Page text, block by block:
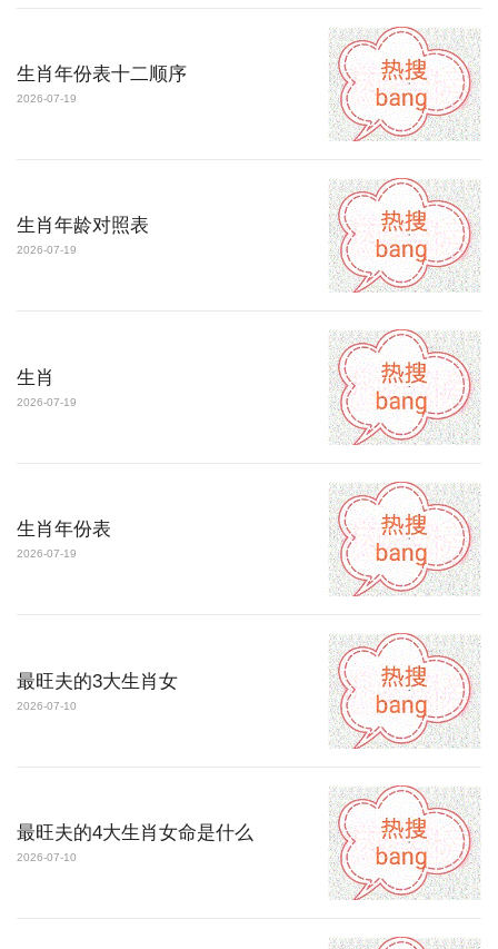
生肖年份表十二顺序
2026-07-19
生肖年龄对照表
2026-07-19
生肖
2026-07-19
生肖年份表
2026-07-19
最旺夫的3大生肖女
2026-07-10
最旺夫的4大生肖女命是什么
2026-07-10